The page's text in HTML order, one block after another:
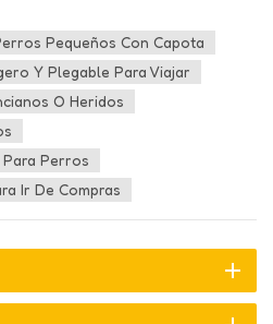
aceptan mascotas, esta guía
populares como Walmart,
Home Depot, y Lowe's.1.
(no se admiten mascotas
Walmart es clara: solo perros de
Se permiten dentro de las
animales de apoyo emocional y
no permitido, incluso si se
pueden preguntar:"¿Es este un
está entrenado para
está impulsada por los códigos
tiendas que venden productos
Pequeños Con Capota
Y Plegable Para Viajar
O Heridos
Perros
Ir De Compras